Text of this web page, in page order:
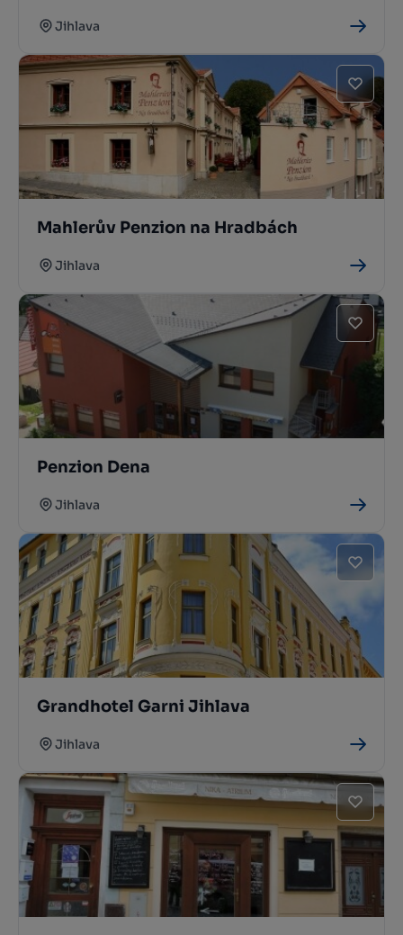
Jihlava
Mahlerův Penzion na Hradbách
Jihlava
Penzion Dena
Jihlava
Grandhotel Garni Jihlava
Jihlava